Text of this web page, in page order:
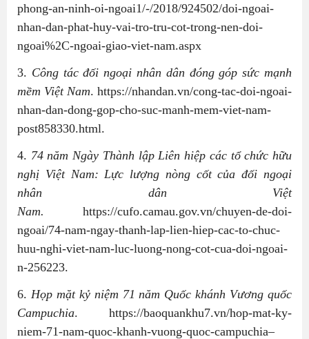
phong-an-ninh-oi-ngoai1/-/2018/924502/doi-ngoai-
nhan-dan-phat-huy-vai-tro-tru-cot-trong-nen-doi-
ngoai%2C-ngoai-giao-viet-nam.aspx
3. Công tác đối ngoại nhân dân đóng góp sức mạnh
mềm Việt Nam. https://nhandan.vn/cong-tac-doi-ngoai-
nhan-dan-dong-gop-cho-suc-manh-mem-viet-nam-
post858330.html.
4. 74 năm Ngày Thành lập Liên hiệp các tổ chức hữu
nghị Việt Nam: Lực lượng nòng cốt của đối ngoại
nhân dân Việt
Nam.
https://cufo.camau.gov.vn/chuyen-de-doi-
ngoai/74-nam-ngay-thanh-lap-lien-hiep-cac-to-chuc-
huu-nghi-viet-nam-luc-luong-nong-cot-cua-doi-ngoai-
n-256223.
6. Họp mặt kỷ niệm 71 năm Quốc khánh Vương quốc
Campuchia. https://baoquankhu7.vn/hop-mat-ky-
niem-71-nam-quoc-khanh-vuong-quoc-campuchia–